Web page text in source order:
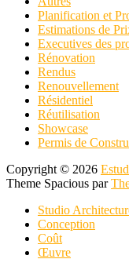
Planification et
Estimations de
Executives des
Rénovation
Rendus
Renouvellement
Résidentiel
Réutilisation
Showcase
Permis de
Copyright © 2026
Theme Spacious par
Studio
Conception
Coût
Œuvre